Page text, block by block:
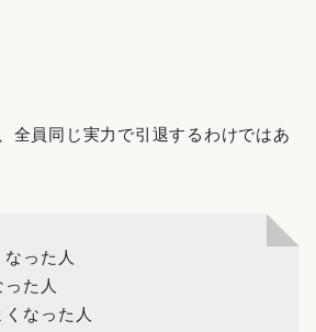
全員同じ実力で引退するわけではあ
った人
た人
なった人